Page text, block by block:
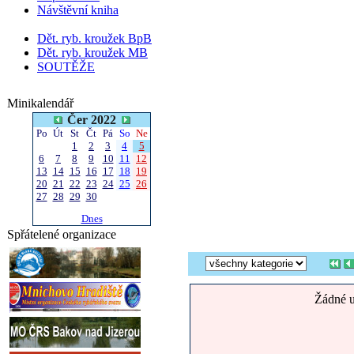
Návštěvní kniha
Dět. ryb. kroužek BpB
Dět. ryb. kroužek MB
SOUTĚŽE
Minikalendář
Čer 2022
Po Út St Čt Pá So Ne
1
2 3 4
5
6
7 8 9 10 11 12
13 14 15 16 17 18 19
20 21 22 23 24 25 26
27 28 29 30
Dnes
Spřátelené organizace
Žádné